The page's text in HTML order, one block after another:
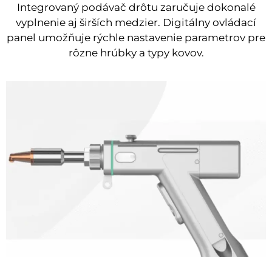
Integrovaný podávač drôtu zaručuje dokonalé
vyplnenie aj širších medzier. Digitálny ovládací
panel umožňuje rýchle nastavenie parametrov pre
rôzne hrúbky a typy kovov.